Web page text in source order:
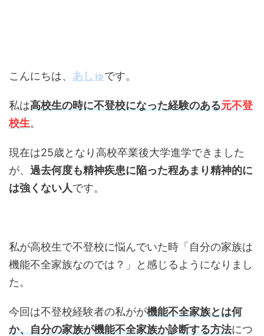
こんにちは、 あしゅです。
私は高校生の時に不登校になった経験のある元不登
校生。
現在は25歳となり高校卒業後大学進学できました
が、 過去何度も精神疾患に陥った程あまり精神的に
は強くない人です。
私が高校生で不登校に悩んでいた時「自分の家族は
機能不全家族なのでは？」と感じるようになりまし
た。
今回は不登校経験者の私がが機能不全家族とは何
か、自分の家族が機能不全家族か診断する方法につ